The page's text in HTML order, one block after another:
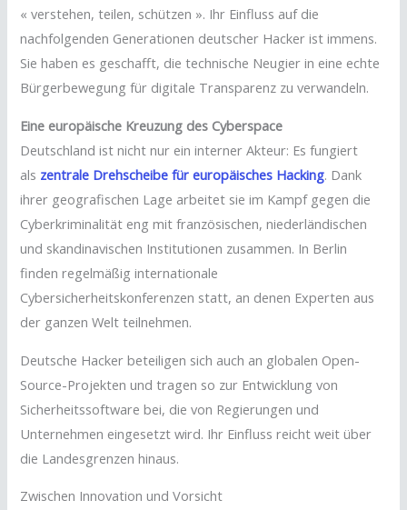
« verstehen, teilen, schützen ». Ihr Einfluss auf die
nachfolgenden Generationen deutscher Hacker ist immens.
Sie haben es geschafft, die technische Neugier in eine echte
Bürgerbewegung für digitale Transparenz zu verwandeln.
Eine europäische Kreuzung des Cyberspace
Deutschland ist nicht nur ein interner Akteur: Es fungiert
als zentrale Drehscheibe für europäisches Hacking. Dank
ihrer geografischen Lage arbeitet sie im Kampf gegen die
Cyberkriminalität eng mit französischen, niederländischen
und skandinavischen Institutionen zusammen. In Berlin
finden regelmäßig internationale
Cybersicherheitskonferenzen statt, an denen Experten aus
der ganzen Welt teilnehmen.
Deutsche Hacker beteiligen sich auch an globalen Open-
Source-Projekten und tragen so zur Entwicklung von
Sicherheitssoftware bei, die von Regierungen und
Unternehmen eingesetzt wird. Ihr Einfluss reicht weit über
die Landesgrenzen hinaus.
Zwischen Innovation und Vorsicht